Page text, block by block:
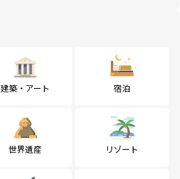
建築・アート 宿泊
世界遺産 リゾート